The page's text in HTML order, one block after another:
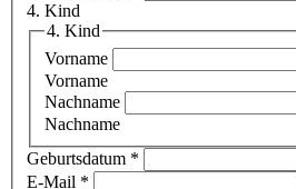
4. Kind
4. Kind
Vorname
Vorname
Nachname
Nachname
Geburtsdatum *
E-Mail *